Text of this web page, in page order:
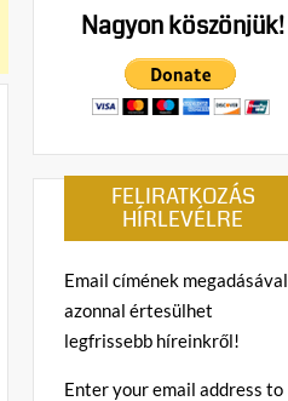
Nagyon köszönjük!
FELIRATKOZÁS
HÍRLEVÉLRE
Email címének megadásával
azonnal értesülhet
legfrissebb híreinkről!
Enter your email address to